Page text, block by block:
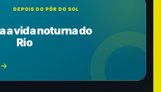
DEPOIS DO PÔR DO SOL
a vida noturna do
Rio